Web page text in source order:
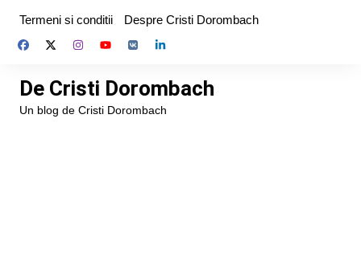
content
Termeni si conditii Despre Cristi Dorombach
De Cristi Dorombach
Un blog de Cristi Dorombach